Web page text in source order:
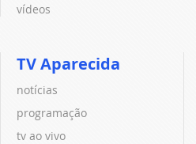
vídeos
TV Aparecida
notícias
programação
tv ao vivo